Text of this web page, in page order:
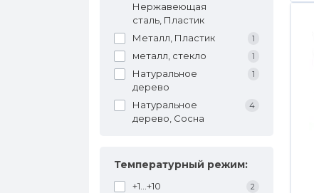
Нержавеющая
сталь, Пластик
Металл, Пластик 1
металл, стекло 1
Натуральное
дерево
1
Натуральное
дерево, Сосна
4
Температурный режим:
+1...+10 2